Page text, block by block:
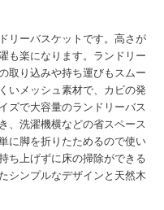
リーバスケットです。高さが
も楽になります。ランドリー
取り込みや持ち運びもスムー
いメッシュ素材で、カビの発
ズで大容量のランドリーバス
、洗濯機横などの省スペース
に脚を折りたためるので使い
ち上げずに床の掃除ができる
シンプルなデザインと天然木